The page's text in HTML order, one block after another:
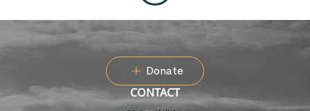
Donate
CONTACT